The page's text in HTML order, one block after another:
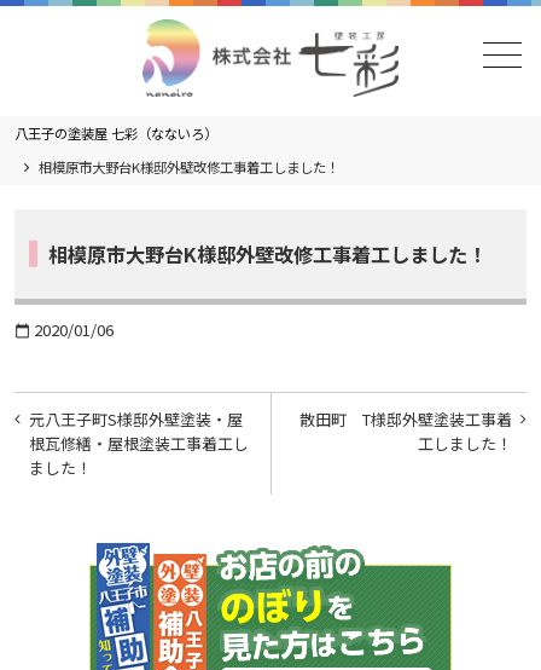
メニュー
八王子の塗装屋 七彩（なないろ）
相模原市大野台K様邸外壁改修工事着工しました！
相模原市大野台K様邸外壁改修工事着工しました！
calendar_today 2020/01/06
投
稿
ナ
散田町 T様邸外壁塗装工事着
工しました！
元八王子町S様邸外壁塗装・屋
根瓦修繕・屋根塗装工事着工し
ました！